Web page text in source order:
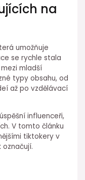
na
umožňuje
se rychle stala
mladší
typy obsahu, od
až po vzdělávací
influenceři,
V tomto článku
tiktokery v
označují.